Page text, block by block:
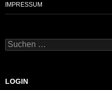
IMPRESSUM
Suchen
nach:
LOGIN